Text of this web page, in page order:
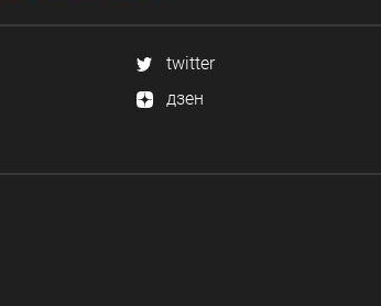
twitter
дзен